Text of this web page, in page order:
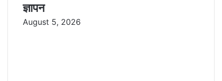
ज्ञापन
August 5, 2026